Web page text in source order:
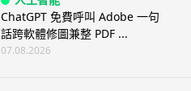
ChatGPT 免費呼叫 Adobe 一句
話跨軟體修圖兼整 PDF ...
07.08.2026